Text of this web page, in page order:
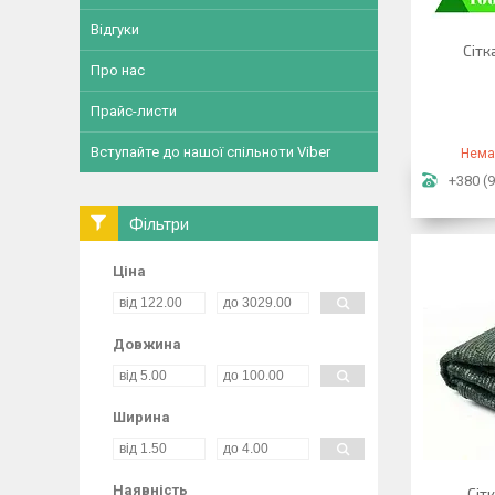
+380
Відгуки
Про нас
Прайс-листи
Вступайте до нашої спільноти Viber
Фільтри
Ціна
Довжина
Ширина
Наявність